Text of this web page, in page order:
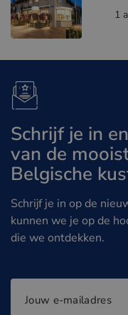
1
Schrijf je in
van de
Belgische
Schrijf je in op de
kunnen we je op de
die we ontdekken.